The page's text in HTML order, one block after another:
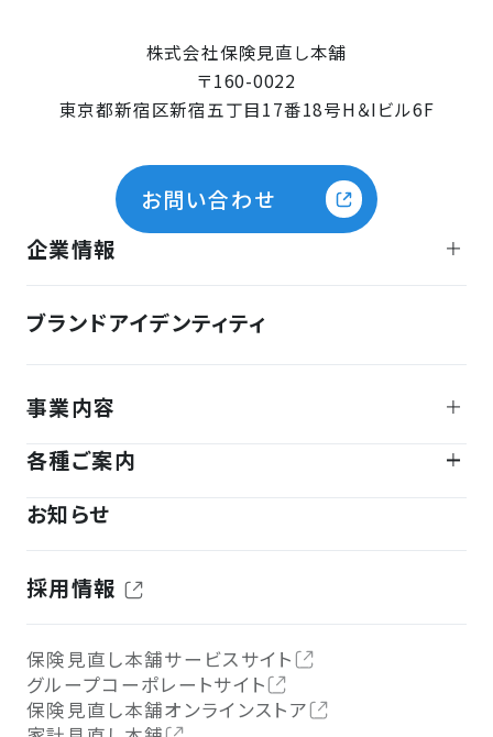
株式会社保険見直し本舗
〒160-0022
東京都新宿区新宿五丁目17番18号H＆Iビル6F
お問い合わせ
企業情報
ブランドアイデンティティ
事業内容
各種ご案内
お知らせ
採用情報
保険見直し本舗サービスサイト
グループコーポレートサイト
保険見直し本舗オンラインストア